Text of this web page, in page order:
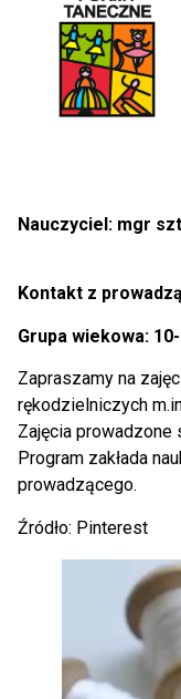
Nauczyciel: mgr
Kontakt z
Grupa wiekowa:
Zapraszamy na
rękodzielniczych
Zajęcia prowadzone
Program zakłada
prowadzącego.
Źródło: Pinterest